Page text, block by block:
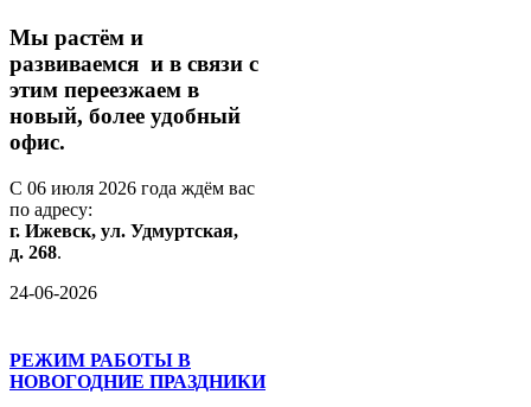
Мы растём и
развиваемся и в связи с
этим переезжаем в
новый, более удобный
офис.
С 06 июля 2026 года ждём вас
по адресу:
г. Ижевск, ул. Удмуртская,
д. 268.
24-06-2026
РЕЖИМ РАБОТЫ В
НОВОГОДНИЕ ПРАЗДНИКИ